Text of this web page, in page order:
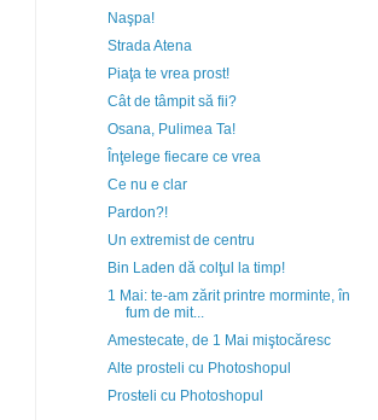
Naşpa!
Strada Atena
Piaţa te vrea prost!
Cât de tâmpit să fii?
Osana, Pulimea Ta!
Înţelege fiecare ce vrea
Ce nu e clar
Pardon?!
Un extremist de centru
Bin Laden dă colţul la timp!
1 Mai: te-am zărit printre morminte, în
fum de mit...
Amestecate, de 1 Mai miştocăresc
Alte prosteli cu Photoshopul
Prosteli cu Photoshopul